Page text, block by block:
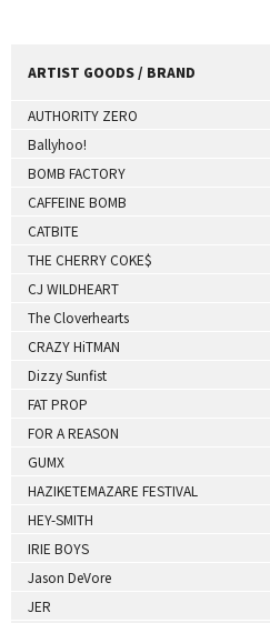
ARTIST GOODS / BRAND
AUTHORITY ZERO
Ballyhoo!
BOMB FACTORY
CAFFEINE BOMB
CATBITE
THE CHERRY COKE$
CJ WILDHEART
The Cloverhearts
CRAZY HiTMAN
Dizzy Sunfist
FAT PROP
FOR A REASON
GUMX
HAZIKETEMAZARE FESTIVAL
HEY-SMITH
IRIE BOYS
Jason DeVore
JER